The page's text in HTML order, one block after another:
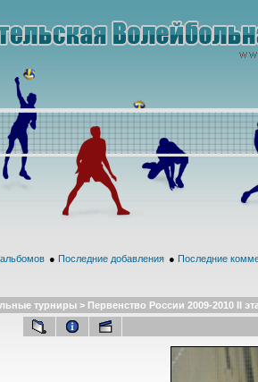
● Последние добавления ● Последние
турниры > Первенство России 2009-2010 II